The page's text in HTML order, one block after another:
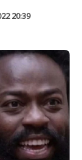
20:39